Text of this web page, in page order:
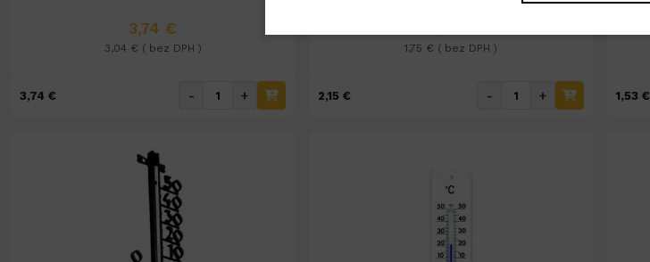
3,74 €
3,04 € ( bez DPH )
3,74 € - +
1,75 € ( bez DPH )
2,15 € - + 1,53 €